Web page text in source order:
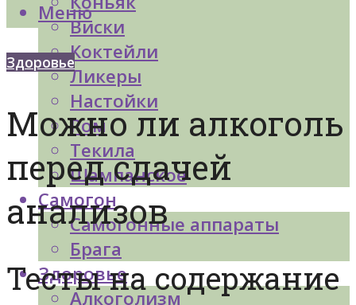
Виски
Коктейли
Ликеры
Настойки
Ром
Текила
Шампанское
Самогон
Самогонные аппараты
Брага
Здоровье
Алкоголизм
Меню
Здоровье
Можно ли алкоголь
перед сдачей
анализов
Тесты на содержание